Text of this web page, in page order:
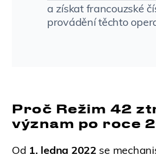
a získat francouzské
provádění těchto
Proč Režim 42
význam po roce
Od 1. ledna 2022 se